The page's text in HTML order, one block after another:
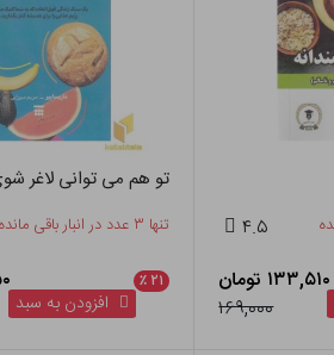
۴.۵
۱۳۳,۵۱۰ تومان
۱۶۹,۰۰۰
تو هم می توانی لاغر
تنها ۳ عدد در انبار باقی مانده
۲۱ ٪
افزودن به سبد